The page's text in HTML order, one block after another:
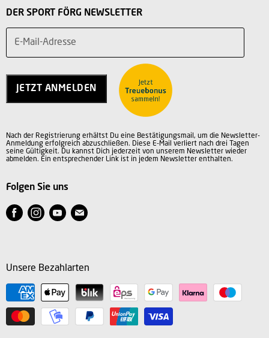
Sport Outlet Augsburg
Sport Outlet Stadtbergen
Über uns
Jobs
AGB
Impressum
Rücksendung
Service
Kontakt
Vertrag widerrufen
Teilnahmebedingungen
DER SPORT FÖRG NEWSLETTER
E-Mail-Adresse
JETZT ANMELDEN
Nach der Registrierung erhältst Du eine Bestätigungsmail, um die Newsletter-
Anmeldung erfolgreich abzuschließen. Diese E-Mail verliert nach drei Tagen
seine Gültigkeit. Du kannst Dich jederzeit von unserem Newsletter wieder
abmelden. Ein entsprechender Link ist in jedem Newsletter enthalten.
Folgen Sie uns
FindenFindenFinden
auf
Finden
Mail
Unsere Bezahlarten